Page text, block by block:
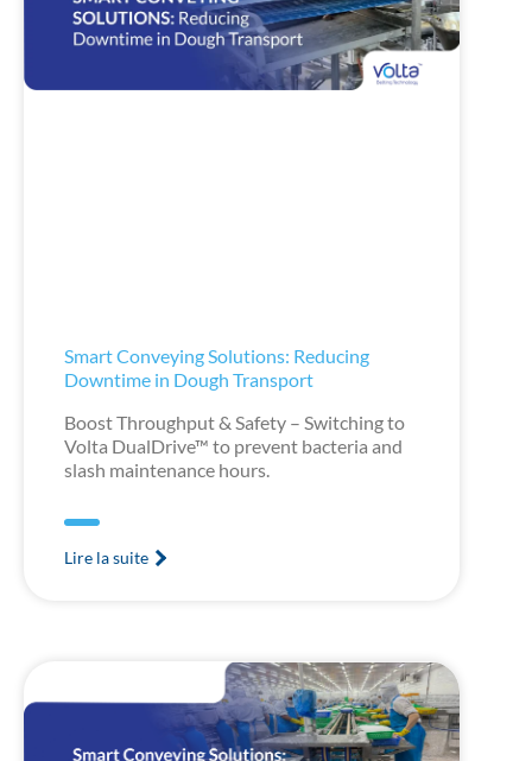
Smart Conveying Solutions: Reducing
Downtime in Dough Transport
Boost Throughput & Safety – Switching to
Volta DualDrive™ to prevent bacteria and
slash maintenance hours.
Lire la suite